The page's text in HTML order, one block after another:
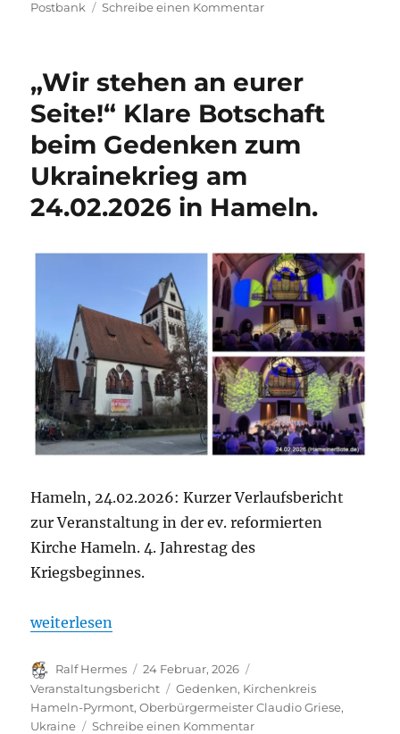
Postbank Schreibe einen Kommentarzu
Griese
kritisiert
Aus
für
Postbank-
„Wir stehen an eurer
Seite!“ Klare Botschaft
beim Gedenken zum
Ukrainekrieg am
24.02.2026 in Hameln.
Hameln, 24.02.2026: Kurzer Verlaufsbericht
zur Veranstaltung in der ev. reformierten
Kirche Hameln. 4. Jahrestag des
Kriegsbeginnes.
„„Wir stehen an eurer Seite!“ Klare Botschaft
weiterlesen
Autor
Ralf Hermes
Veröffentlicht
am
24 Februar, 2026
Veranstaltungsbericht
Schlagwörter
Gedenken, Kirchenkreis
Hameln-Pyrmont,Oberbürgermeister Claudio Griese,
Ukraine
Schreibe einen Kommentarzu